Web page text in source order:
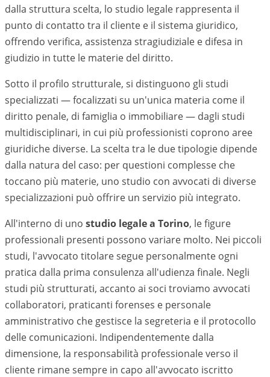
dalla struttura scelta, lo studio legale rappresenta il
punto di contatto tra il cliente e il sistema giuridico,
offrendo verifica, assistenza stragiudiziale e difesa in
giudizio in tutte le materie del diritto.
Sotto il profilo strutturale, si distinguono gli studi
specializzati — focalizzati su un'unica materia come il
diritto penale, di famiglia o immobiliare — dagli studi
multidisciplinari, in cui più professionisti coprono aree
giuridiche diverse. La scelta tra le due tipologie dipende
dalla natura del caso: per questioni complesse che
toccano più materie, uno studio con avvocati di diverse
specializzazioni può offrire un servizio più integrato.
All'interno di uno studio legale a Torino, le figure
professionali presenti possono variare molto. Nei piccoli
studi, l'avvocato titolare segue personalmente ogni
pratica dalla prima consulenza all'udienza finale. Negli
studi più strutturati, accanto ai soci troviamo avvocati
collaboratori, praticanti forenses e personale
amministrativo che gestisce la segreteria e il protocollo
delle comunicazioni. Indipendentemente dalla
dimensione, la responsabilità professionale verso il
cliente rimane sempre in capo all'avvocato iscritto